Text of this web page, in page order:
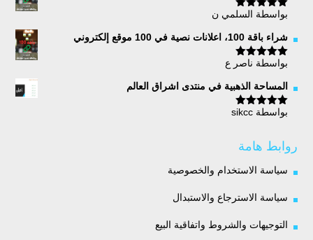
تم التقييم5
بواسطة السلمي ن
شراء باقة 100، اعلانات نصية في 100 موقع إلكتروني
تم التقييم5
بواسطة ناصر ع
المساحة الذهبية في منتدى اشراق العالم
تم التقييم5
بواسطة sikcc
روابط هامة
سياسة الاستخدام والخصوصية
سياسة الاسترجاع والاستبدال
التوجيهات والشروط واتفاقية البيع